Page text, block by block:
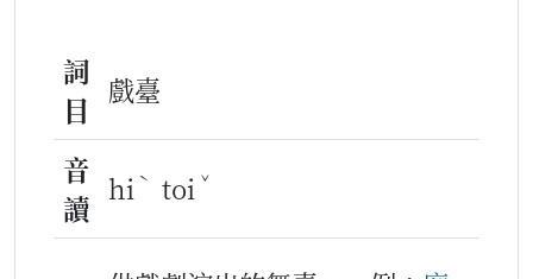
詞
目
戲臺
音
讀
hi ˋ toi ˇ